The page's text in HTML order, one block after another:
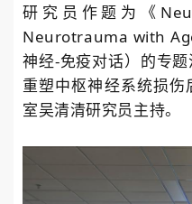
研究员作题为《
Neurotrauma with
神经-免疫对话）的专
重塑中枢神经系统损伤
室吴清清研究员主持。